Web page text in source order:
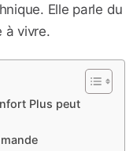
Elle parle du
à vivre.
Plus peut